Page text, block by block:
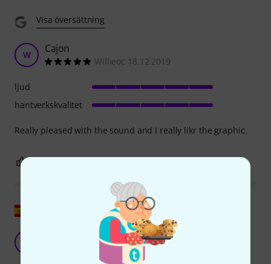
Visa översättning
W Cajon
Willieoc 18.12.2019
Really pleased with the sound and I really likr the graphic.
ljud
hantverkskvalitet
Dándelo1980 15.05.2023